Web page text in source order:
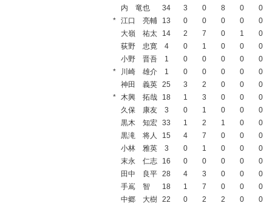
内 竜也
34 3 0 8 0
0
* 江口 亮輔 13 0 0 0 0
0
大嶺 祐太
14 2 7 0 1
0
荻野 忠寛
4 0 1 0 0
0
小野 晋吾
1 0 0 0 0
0
*
川崎 雄介 1 0 0 0 0
0
神田 義英
25 3 2 0 0
0
* 木興 拓哉 18 1 3 0 0
0
久保 康友
3 0 1 0 0
0
黒木 知宏
33 1 2 1 0
0
黒滝 将人
15 4 7 0 0
0
小林 雅英
3 0 1 0 0
0
末永 仁志
16 0 0 0 0
0
田中 良平
28 4 3 0 0
0
手嶌 智
18 1 7 0 0
0
中郷 大樹
22 0 2 2 0
0